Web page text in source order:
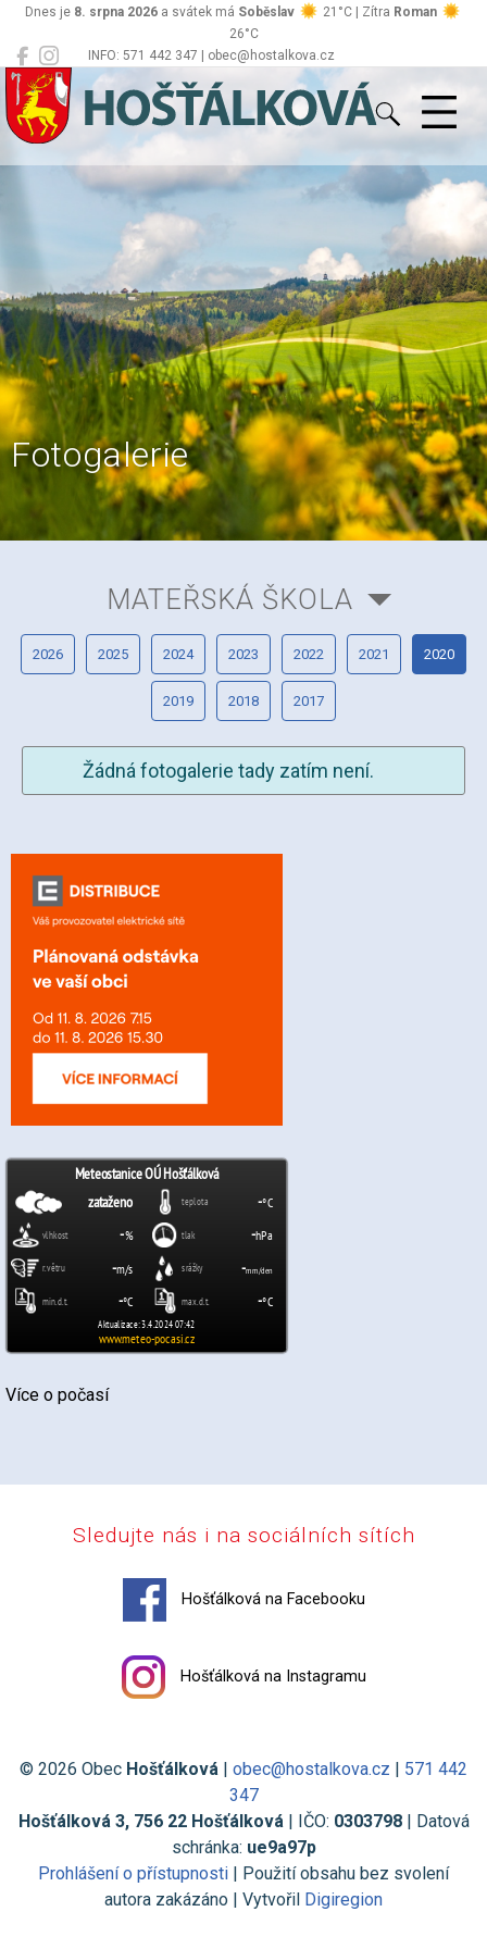
INFO: 571 442 347 | obec@hostalkova.cz
Dnes je 8. srpna 2026 a svátek má Soběslav 21°C | Zítra Roman
26°C
Hošťálková
Fotogalerie
Více o počasí
MATEŘSKÁ ŠKOLA
2026 2025 2024 2023 2022 2021 2020
2019 2018 2017
Žádná fotogalerie tady zatím není.
Sledujte nás i na sociálních sítích
Hošťálková na Facebooku
Hošťálková na Instagramu
© 2026 Obec Hošťálková | obec@hostalkova.cz | 571 442
347
Hošťálková 3, 756 22 Hošťálková| IČO: 0303798| Datová
schránka: ue9a97p
Prohlášení o přístupnosti | Použití obsahu bez svolení
autora zakázáno | Vytvořil Digiregion